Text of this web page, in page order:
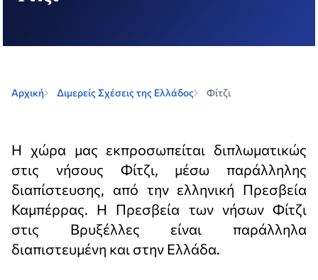
Αρχική Διμερείς Σχέσεις της Ελλάδος Φίτζι
Η χώρα μας εκπροσωπείται διπλωματικώς
στις νήσους Φίτζι, μέσω παράλληλης
διαπίστευσης, από την ελληνική Πρεσβεία
Καμπέρρας. Η Πρεσβεία των νήσων Φίτζι
στις Βρυξέλλες είναι παράλληλα
διαπιστευμένη και στην Ελλάδα.